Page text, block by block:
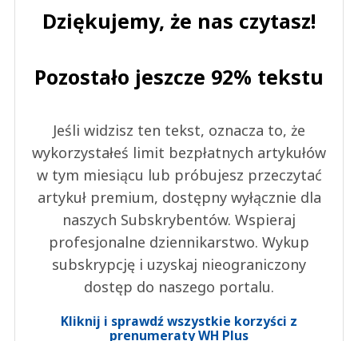
Dziękujemy, że nas czytasz!
Pozostało jeszcze 92% tekstu
Jeśli widzisz ten tekst, oznacza to, że
wykorzystałeś limit bezpłatnych artykułów
w tym miesiącu lub próbujesz przeczytać
artykuł premium, dostępny wyłącznie dla
naszych Subskrybentów. Wspieraj
profesjonalne dziennikarstwo. Wykup
subskrypcję i uzyskaj nieograniczony
dostęp do naszego portalu.
Kliknij i sprawdź wszystkie korzyści z
prenumeraty WH Plus